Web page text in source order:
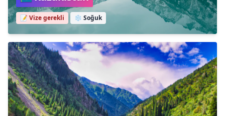
📝 Vize gerekli ❄️ Soğuk